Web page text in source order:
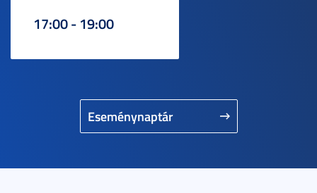
Eseménynaptár
17:00 - 19:00